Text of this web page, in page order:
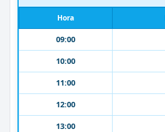
Hora
09:00
10:00
11:00
12:00
13:00